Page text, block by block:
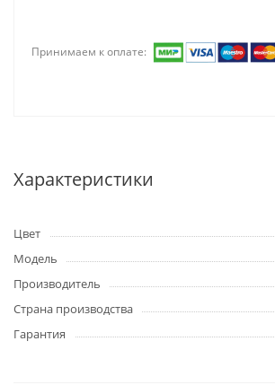
Принимаем к оплате:
Характеристики
Цвет
Модель
Производитель
Страна производства
Гарантия